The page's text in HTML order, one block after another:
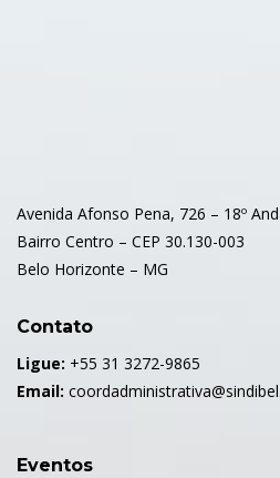
Avenida Afonso Pena, 726 – 18º
Bairro Centro – CEP 30.130-003
Belo Horizonte – MG
Contato
Ligue: +55 31 3272-9865
Email:
Eventos